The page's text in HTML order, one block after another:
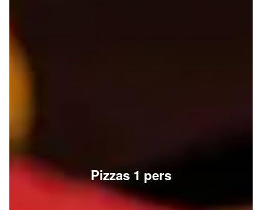
Pizzas 1 pers